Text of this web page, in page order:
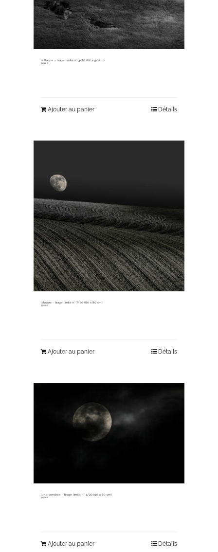
la flaque ~ tirage limité n° 3/20 (60 x 90 cm)
345,00€
Ajouter au panier Détails
labours ~ tirage limité n° 7/20 (80 x 80 cm)
330,00€
Ajouter au panier Détails
lune cendrée ~ tirage limité n° 4/20 (90 x 60 cm)
345,00€
Ajouter au panier Détails